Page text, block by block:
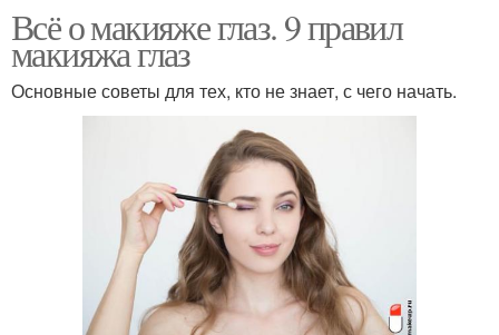
Всё о макияже глаз. 9 правил
макияжа глаз
Основные советы для тех, кто не знает, с чего начать.